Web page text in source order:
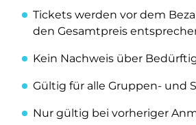
Tickets werden vor dem
den Gesamtpreis
Kein Nachweis über
Gültig für alle Gruppen- und
Nur gültig bei vorheriger